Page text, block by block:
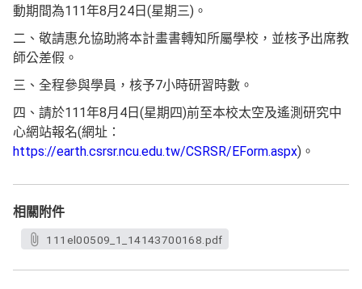
動期間為111年8月24日(星期三)。
二、敬請惠允協助將本計畫書轉知所屬學校，並核予出席教
師公差假。
三、全程參與學員，核予7小時研習時數。
四、請於111年8月4日(星期四)前至本校太空及遙測研究中
心網站報名(網址：
https://earth.csrsr.ncu.edu.tw/CSRSR/EForm.aspx)。
相關附件
111el00509_1_14143700168.pdf